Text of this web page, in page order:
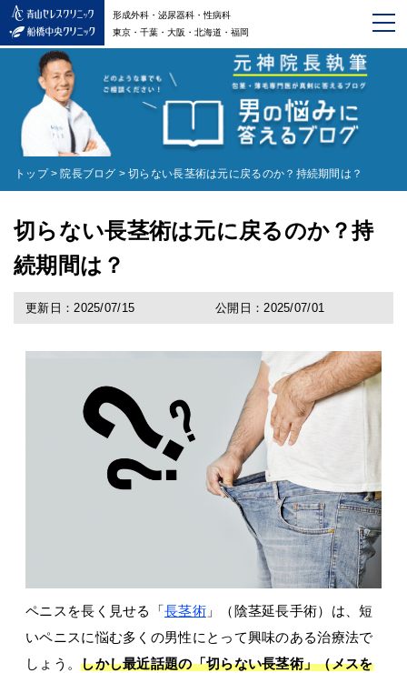
形成外科・泌尿器科・性病科
東京・千葉・大阪・北海道・福岡
トップ > 院長ブログ > 切らない長茎術は元に戻るのか？持続期間は？
切らない長茎術は元に戻るのか？持
続期間は？
更新日：2025/07/15 公開日：2025/07/01
ペニスを長く見せる「長茎術」（陰茎延長手術）は、短
いペニスに悩む多くの男性にとって興味のある治療法で
しょう。しかし最近話題の「切らない長茎術」（メスを